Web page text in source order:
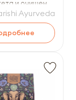
и очищения
60таб
Ayurveda